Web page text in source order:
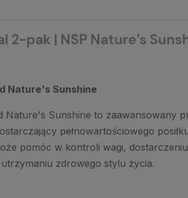
2-pak | NSP Nature’s
Nature's Sunshine
Nature's Sunshine to zaawansowany
pełnowartościowego
pomóc w kontroli wagi, dostarczeniu
zdrowego stylu życia.